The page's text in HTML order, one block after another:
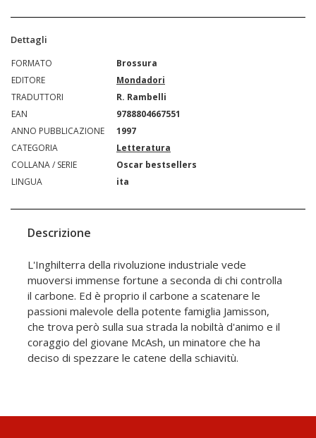
Dettagli
FORMATO
Brossura
EDITORE
Mondadori
TRADUTTORI
R. Rambelli
EAN
9788804667551
ANNO PUBBLICAZIONE
1997
CATEGORIA
Letteratura
COLLANA / SERIE
Oscar bestsellers
LINGUA
ita
Descrizione
L'Inghilterra della rivoluzione industriale vede
muoversi immense fortune a seconda di chi controlla
il carbone. Ed è proprio il carbone a scatenare le
passioni malevole della potente famiglia Jamisson,
che trova però sulla sua strada la nobiltà d'animo e il
coraggio del giovane McAsh, un minatore che ha
deciso di spezzare le catene della schiavitù.